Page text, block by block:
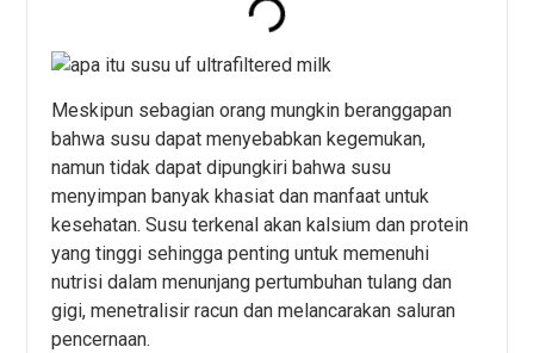
Meskipun sebagian orang mungkin beranggapan
bahwa susu dapat menyebabkan kegemukan,
namun tidak dapat dipungkiri bahwa susu
menyimpan banyak khasiat dan manfaat untuk
kesehatan. Susu terkenal akan kalsium dan protein
yang tinggi sehingga penting untuk memenuhi
nutrisi dalam menunjang pertumbuhan tulang dan
gigi, menetralisir racun dan melancarakan saluran
pencernaan.